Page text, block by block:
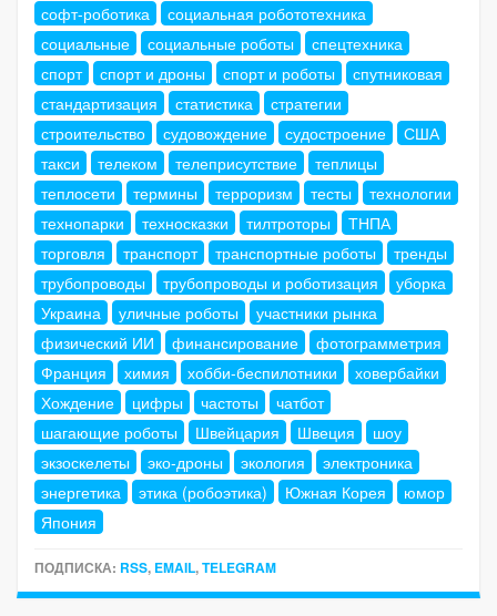
софт-роботика
социальная робототехника
социальные
социальные роботы
спецтехника
спорт
спорт и дроны спорт и роботы
спутниковая
стандартизация
статистика
стратегии
строительство
судовождение судостроение
США
такси
телеком телеприсутствие
теплицы
теплосети
термины терроризм тесты
технологии
технопарки
техносказки тилтроторы
ТНПА
торговля
транспорт транспортные роботы
тренды
трубопроводы
трубопроводы и роботизация
уборка
Украина
уличные роботы
участники рынка
физический ИИ
финансирование
фотограмметрия
Франция
химия хобби-беспилотники
ховербайки
Хождение
цифры частоты
чатбот
шагающие роботы
Швейцария Швеция
шоу
экзоскелеты
эко-дроны экология
электроника
энергетика
этика (робоэтика) Южная Корея
юмор
Япония
ПОДПИСКА: RSS, EMAIL,TELEGRAM